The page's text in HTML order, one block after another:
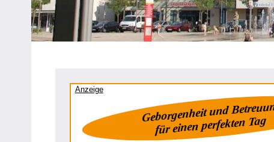
Heipke,
Leopoldshöhe,
Anzeige
Geborgenheit und
für einen perfekten Tag